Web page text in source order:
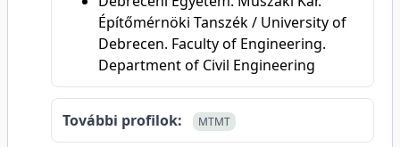
Építőmérnöki Tanszék / University of
Debrecen. Faculty of Engineering.
Department of Civil Engineering
További profilok: MTMT